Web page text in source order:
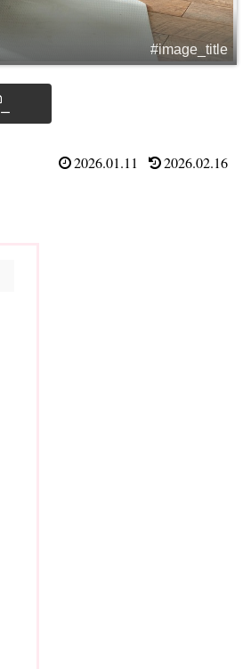
#image_title
2026.01.11 2026.02.16